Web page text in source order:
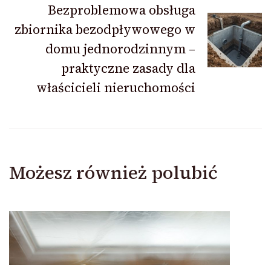
Bezproblemowa obsługa
zbiornika bezodpływowego w
domu jednorodzinnym –
praktyczne zasady dla
właścicieli nieruchomości
Możesz również polubić